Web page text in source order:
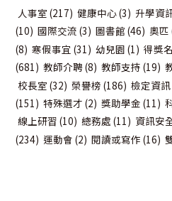
人事室 (217) 健康中心(3) 升學資
(10) 國際交流 (3) 圖書館 (46) 奧匹
(8) 寒假事宜 (31) 幼兒園 (1) 得獎
(681) 教師介聘(8) 教師支持 (19)
校長室 (32) 榮譽榜 (186) 檢定資訊
(151) 特殊選才 (2) 獎助學金 (11)
線上研習 (10) 總務處 (11) 資訊安
(234) 運動會 (2) 閱讀或寫作 (16)